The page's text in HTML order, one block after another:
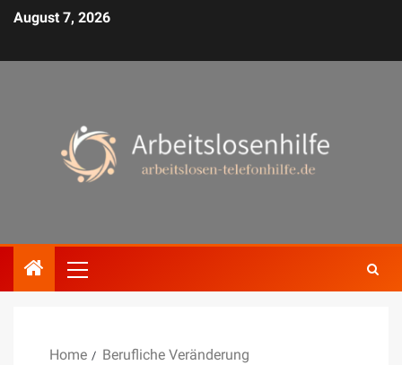
August 7, 2026
Home Berufliche Veränderung